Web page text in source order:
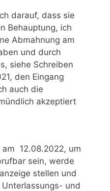
darauf, dass sie
Behauptung, ich
Abmahnung am
und durch
siehe Schreiben
den Eingang
auch die
akzeptiert
am 12.08.2022, um
sein, werde
stellen und
und